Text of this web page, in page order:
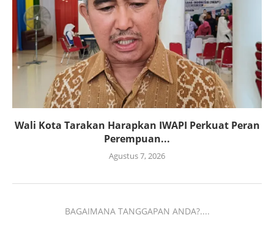
Wali Kota Tarakan Harapkan IWAPI Perkuat Peran
Perempuan...
Agustus 7, 2026
BAGAIMANA TANGGAPAN ANDA?....